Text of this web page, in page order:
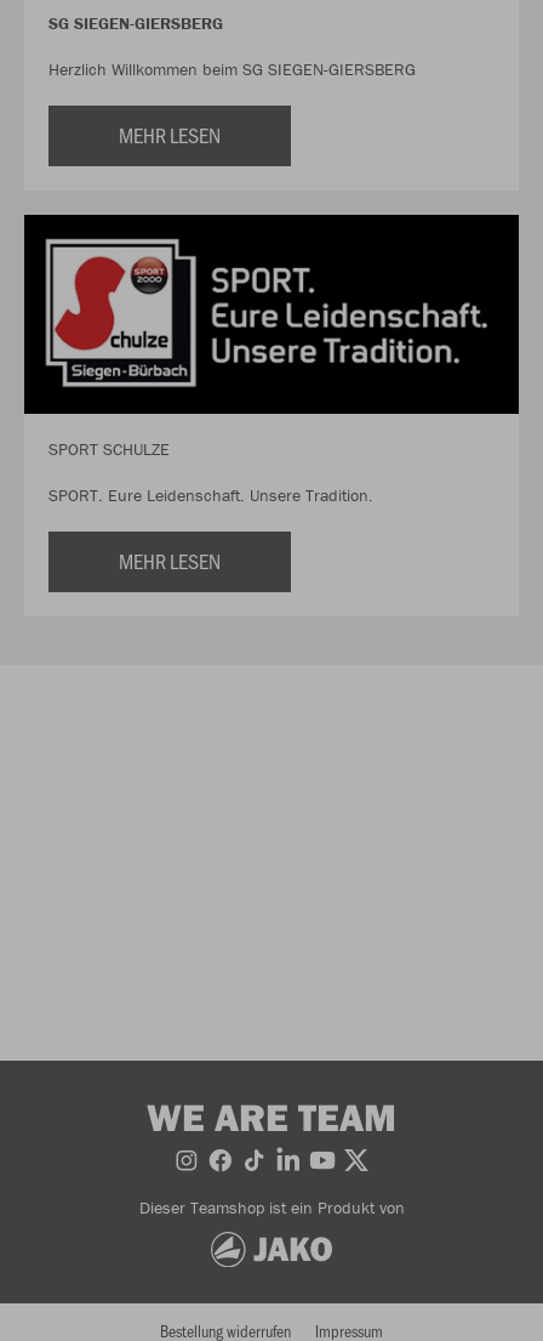
SG SIEGEN-GIERSBERG
Herzlich Willkommen beim SG SIEGEN-GIERSBERG
MEHR LESEN
SPORT SCHULZE
SPORT. Eure Leidenschaft. Unsere Tradition.
MEHR LESEN
WE ARE TEAM
Dieser Teamshop ist ein Produkt von
Bestellung widerrufen Impressum